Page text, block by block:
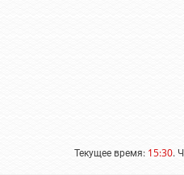
Текущее время: 15:30.